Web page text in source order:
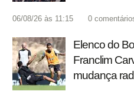
06/08/26 às 11:15 0
Elenco do
Franclim
mudança